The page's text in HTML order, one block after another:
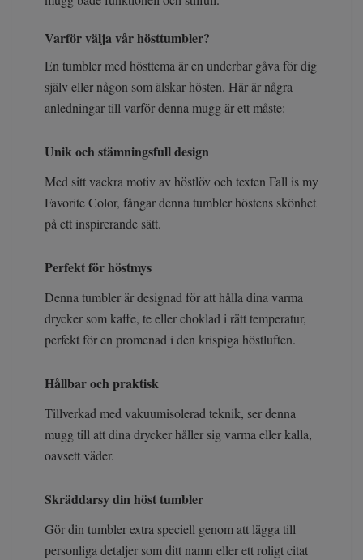
Varför välja vår hösttumbler?
En tumbler med hösttema är en underbar gåva för dig
själv eller någon som älskar hösten. Här är några
anledningar till varför denna mugg är ett måste:
Unik och stämningsfull design
Med sitt vackra motiv av höstlöv och texten Fall is my
Favorite Color, fångar denna tumbler höstens skönhet
på ett inspirerande sätt.
Perfekt för höstmys
Denna tumbler är designad för att hålla dina varma
drycker som kaffe, te eller choklad i rätt temperatur,
perfekt för en promenad i den krispiga höstluften.
Hållbar och praktisk
Tillverkad med vakuumisolerad teknik, ser denna
mugg till att dina drycker håller sig varma eller kalla,
oavsett väder.
Skräddarsy din höst tumbler
Gör din tumbler extra speciell genom att lägga till
personliga detaljer som ditt namn eller ett roligt citat